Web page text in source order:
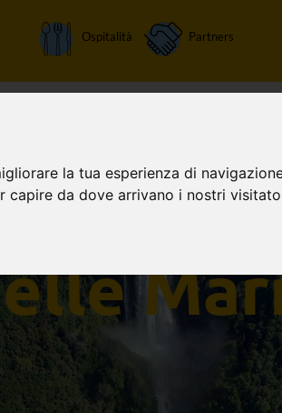
la tua esperienza di
capire da dove arrivano i nostri
Ospitalità Partners